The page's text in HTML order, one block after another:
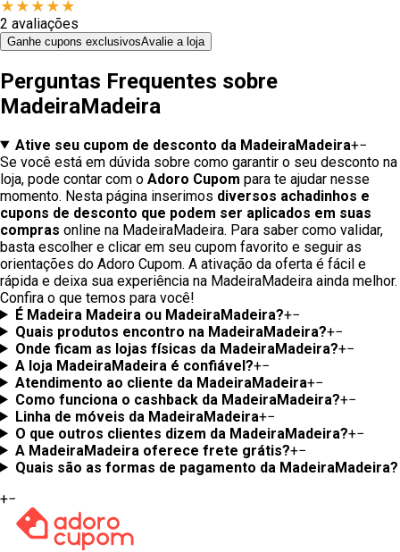
★ ★ ★ ★ ★
2 avaliações
Ganhe cupons exclusivosAvalie a loja
Perguntas Frequentes sobre
MadeiraMadeira
Ative seu cupom de desconto da MadeiraMadeira+−
Se você está em dúvida sobre como garantir o seu desconto na
loja, pode contar com o Adoro Cupom para te ajudar nesse
momento. Nesta página inserimos diversos achadinhos e
cupons de desconto que podem ser aplicados em suas
compras online na MadeiraMadeira. Para saber como validar,
basta escolher e clicar em seu cupom favorito e seguir as
orientações do Adoro Cupom. A ativação da oferta é fácil e
rápida e deixa sua experiência na MadeiraMadeira ainda melhor.
Confira o que temos para você!
É Madeira Madeira ou MadeiraMadeira?+−
Quais produtos encontro na MadeiraMadeira?+−
Onde ficam as lojas físicas da MadeiraMadeira?+−
A loja MadeiraMadeira é confiável?+−
Atendimento ao cliente da MadeiraMadeira+−
Como funciona o cashback da MadeiraMadeira?+−
Linha de móveis da MadeiraMadeira+−
O que outros clientes dizem da MadeiraMadeira?+−
A MadeiraMadeira oferece frete grátis?+−
Quais são as formas de pagamento da MadeiraMadeira?
+−